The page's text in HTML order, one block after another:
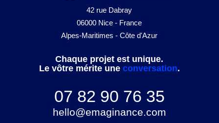
42 rue Dabray
06000 Nice - France
Alpes-Maritimes - Côte d'Azur
Chaque projet est unique.
Le vôtre mérite une conversation.
07 82 90 76 35
hello@emaginance.com